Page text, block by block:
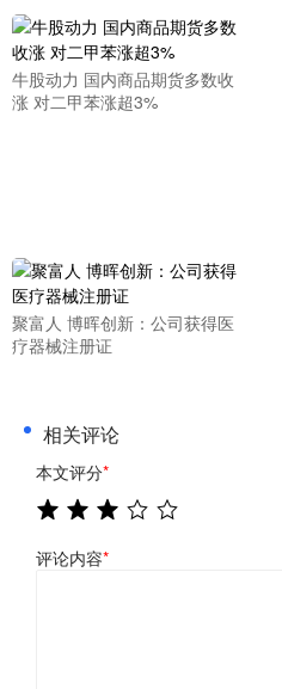
牛股动力 国内商品期货多数收
涨 对二甲苯涨超3%
聚富人 博晖创新：公司获得医
疗器械注册证
相关评论
本文评分*
评论内容*